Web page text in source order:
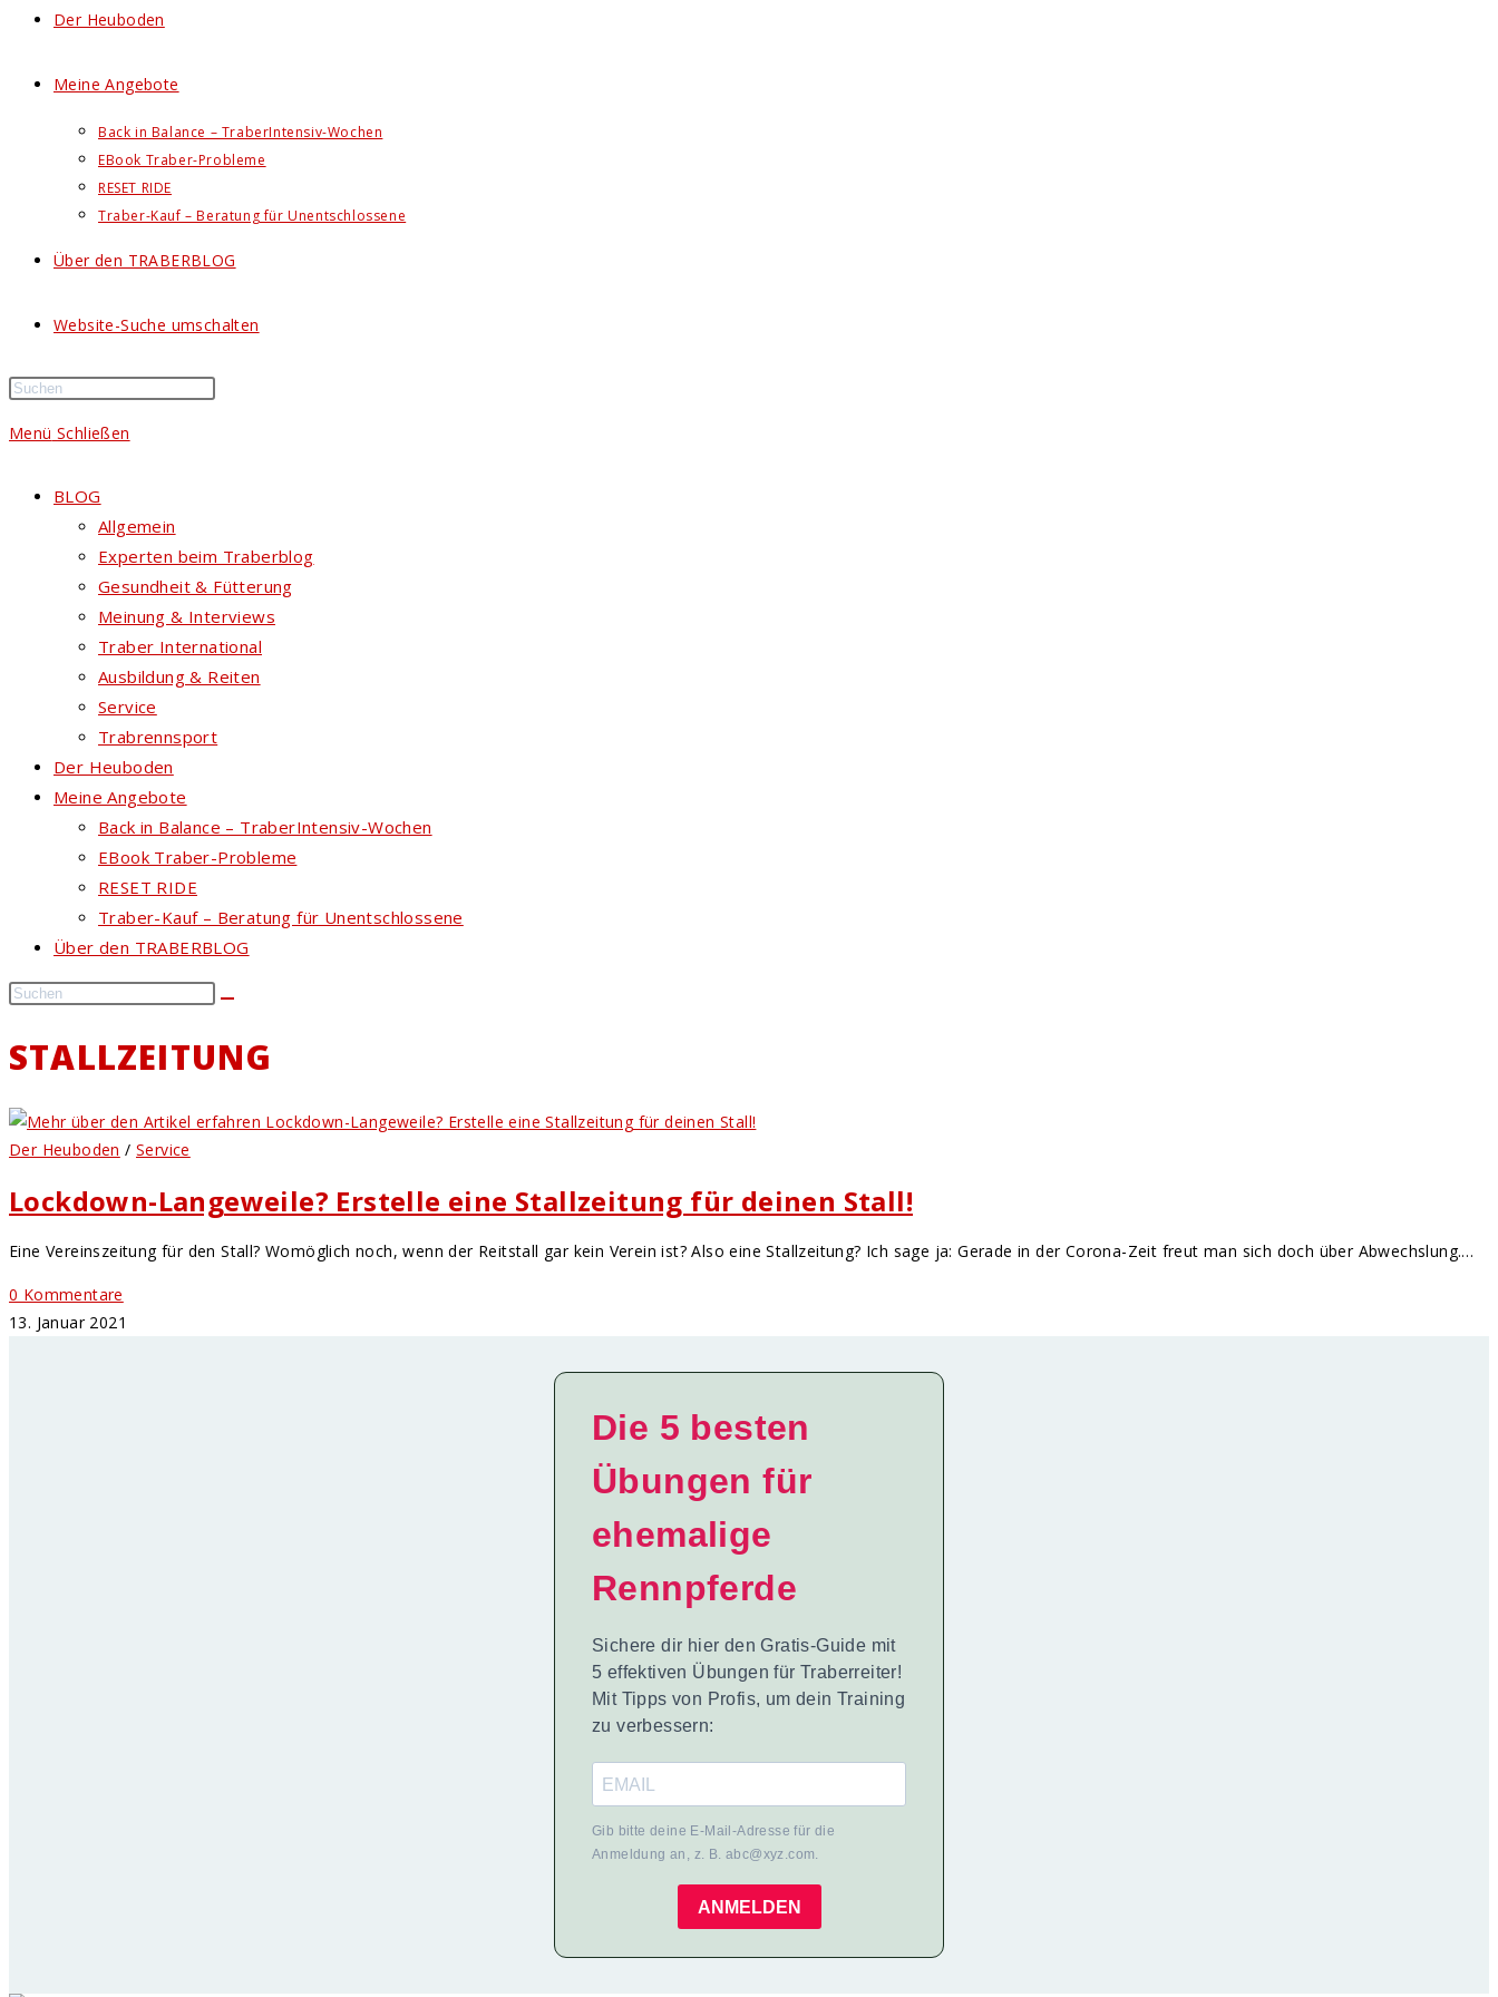
Der Heuboden
Meine Angebote
Back in Balance – TraberIntensiv-Wochen
EBook Traber-Probleme
RESET RIDE
Traber-Kauf – Beratung für Unentschlossene
Über den TRABERBLOG
Website-Suche umschalten
Menü Schließen
BLOG
Allgemein
Experten beim Traberblog
Gesundheit & Fütterung
Meinung & Interviews
Traber International
Ausbildung & Reiten
Service
Trabrennsport
Der Heuboden
Meine Angebote
Back in Balance – TraberIntensiv-Wochen
EBook Traber-Probleme
RESET RIDE
Traber-Kauf – Beratung für Unentschlossene
Über den TRABERBLOG
STALLZEITUNG
Der Heuboden /Service
Lockdown-Langeweile? Erstelle eine Stallzeitung für deinen Stall!
Eine Vereinszeitung für den Stall? Womöglich noch, wenn der Reitstall gar kein Verein ist? Also eine Stallzeitung? Ich sage ja: Gerade in der Corona-Zeit freut man sich doch über Abwechslung.…
0 Kommentare
13. Januar 2021
Die 5 besten
Übungen für
ehemalige
Rennpferde
Sichere dir hier den Gratis-Guide mit
5 effektiven Übungen für Traberreiter!
Mit Tipps von Profis, um dein Training
zu verbessern:
Gib bitte deine E-Mail-Adresse für die
Anmeldung an, z. B. abc@xyz.com.
ANMELDEN